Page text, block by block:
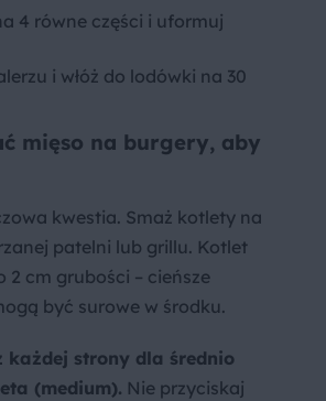
4 równe części i uformuj
i włóż do lodówki na 30
mięso na burgery, aby
kwestia. Smaż kotlety na
patelni lub grillu. Kotlet
2 cm grubości – cieńsze
być surowe w środku.
każdej strony dla średnio
(medium). Nie przyciskaj